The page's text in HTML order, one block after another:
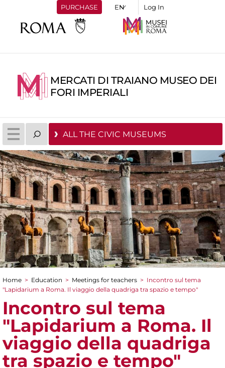
PURCHASE Log In
MERCATI DI TRAIANO MUSEO DEI
FORI IMPERIALI
ALL THE CIVIC MUSEUMS
You are here
Home > Education > Meetings for teachers > Incontro sul tema
"Lapidarium a Roma. Il viaggio della quadriga tra spazio e tempo"
Incontro sul tema
"Lapidarium a Roma. Il
viaggio della quadriga
tra spazio e tempo"